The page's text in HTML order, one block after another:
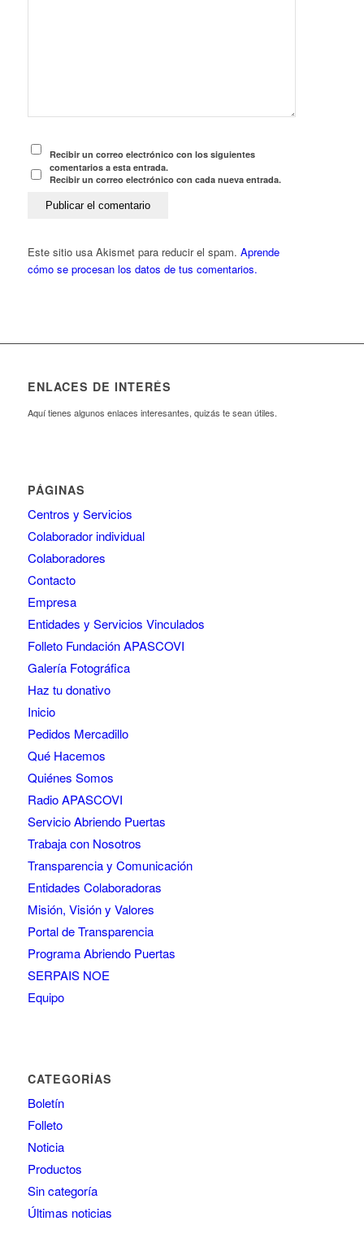
Recibir un correo electrónico con los siguientes
comentarios a esta entrada.
Recibir un correo electrónico con cada nueva entrada.
Este sitio usa Akismet para reducir el spam. Aprende
cómo se procesan los datos de tus comentarios.
ENLACES DE INTERÉS
Aquí tienes algunos enlaces interesantes, quizás te sean útiles.
PÁGINAS
Centros y Servicios
Colaborador individual
Colaboradores
Contacto
Empresa
Entidades y Servicios Vinculados
Folleto Fundación APASCOVI
Galería Fotográfica
Haz tu donativo
Inicio
Pedidos Mercadillo
Qué Hacemos
Quiénes Somos
Radio APASCOVI
Servicio Abriendo Puertas
Trabaja con Nosotros
Transparencia y Comunicación
Entidades Colaboradoras
Misión, Visión y Valores
Portal de Transparencia
Programa Abriendo Puertas
SERPAIS NOE
Equipo
CATEGORÍAS
Boletín
Folleto
Noticia
Productos
Sin categoría
Últimas noticias